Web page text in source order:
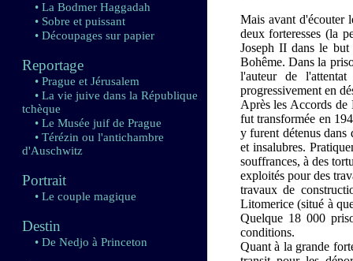
• La Bodmer Haggadah
• Sobre et puissant
• Découpages sur papier
Reportage
• Prague et Jérusalem
• La vie juive dans la République
tchèque
• Le Musée juif de Prague
• Térézin ou l'antichambre
d'Auschwitz
Portrait
• Le couple magique
Destin
• De Nedjo à Princeton
Mais avant d'écouter
deux forteresses (la
Joseph II dans le but
Bohême. Dans la
l'auteur de
progressivement en
Après les Accords
fut transformée en
y furent détenus dans
et insalubres.
souffrances, à des
exploités pour des
travaux de
Litomerice (situé à
Quelque 18 000
conditions.
Quant à la grande